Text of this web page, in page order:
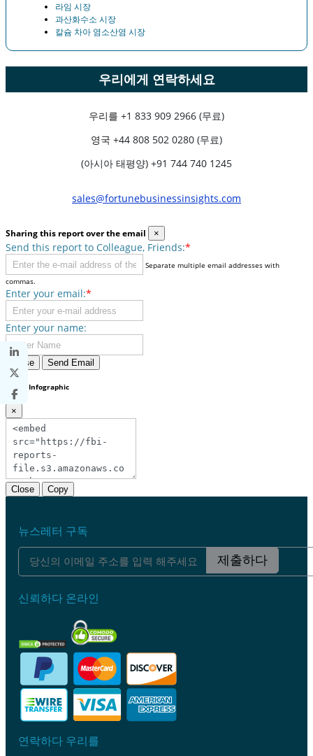
라임 시장
과산화수소 시장
칼슘 차아 염소산염 시장
우리에게 연락하세요
우리를 +1 833 909 2966 (무료)
영국 +44 808 502 0280 (무료)
(아시아 태평양) +91 744 740 1245
sales@fortunebusinessinsights.com
Sharing this report over the email ×
Send this report to Colleague, Friends:*
Separate multiple email addresses with
commas.
Enter your email:*
Enter your name:
Close Send Email
Share Infographic
×
Close Copy
뉴스레터 구독
제출하다
신뢰하다 온라인
연락하다 우리를